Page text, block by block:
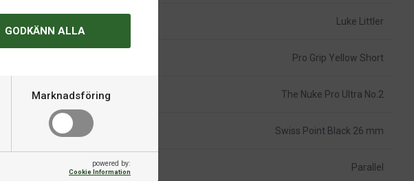
GODKÄNN ALLA
Marknadsföring
powered by:
Cookie Information
Luke Littler
Pro Grip Yellow Short
The Nuke Pro Ultra No.2
Swiss Point Black 26 mm
Parallel